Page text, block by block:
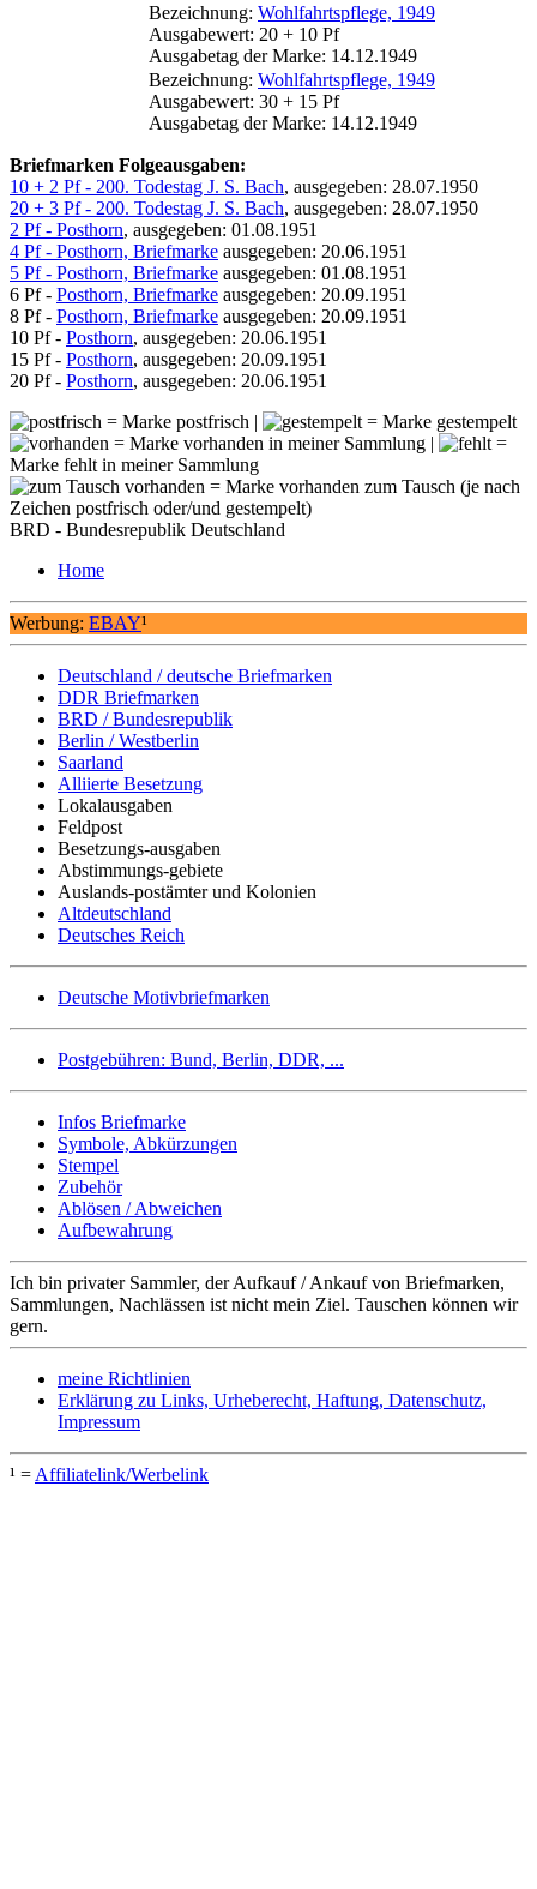
Bezeichnung: Wohlfahrtspflege, 1949
Ausgabewert: 20 + 10 Pf
Ausgabetag der Marke: 14.12.1949
Bezeichnung: Wohlfahrtspflege, 1949
Ausgabewert: 30 + 15 Pf
Ausgabetag der Marke: 14.12.1949
Briefmarken Folgeausgaben:
10 + 2 Pf - 200. Todestag J. S. Bach, ausgegeben: 28.07.1950
20 + 3 Pf - 200. Todestag J. S. Bach, ausgegeben: 28.07.1950
2 Pf - Posthorn, ausgegeben: 01.08.1951
4 Pf - Posthorn, Briefmarke ausgegeben: 20.06.1951
5 Pf - Posthorn, Briefmarke ausgegeben: 01.08.1951
6 Pf - Posthorn, Briefmarke ausgegeben: 20.09.1951
8 Pf - Posthorn, Briefmarke ausgegeben: 20.09.1951
10 Pf - Posthorn, ausgegeben: 20.06.1951
15 Pf - Posthorn, ausgegeben: 20.09.1951
20 Pf - Posthorn, ausgegeben: 20.06.1951
= Marke postfrisch |
= Marke gestempelt
= Marke vorhanden in meiner Sammlung |
=
Marke fehlt in meiner Sammlung
= Marke vorhanden zum Tausch (je nach
Zeichen postfrisch oder/und gestempelt)
BRD - Bundesrepublik Deutschland
Home
Werbung: EBAY¹
Deutschland / deutsche Briefmarken
DDR Briefmarken
BRD / Bundesrepublik
Berlin / Westberlin
Saarland
Alliierte Besetzung
Lokalausgaben
Feldpost
Besetzungs-ausgaben
Abstimmungs-gebiete
Auslands-postämter und Kolonien
Altdeutschland
Deutsches Reich
Deutsche Motivbriefmarken
Postgebühren: Bund, Berlin, DDR, ...
Infos Briefmarke
Symbole, Abkürzungen
Stempel
Zubehör
Ablösen / Abweichen
Aufbewahrung
Ich bin privater Sammler, der Aufkauf / Ankauf von Briefmarken,
Sammlungen, Nachlässen ist nicht mein Ziel. Tauschen können wir
gern.
meine Richtlinien
Erklärung zu Links, Urheberecht, Haftung, Datenschutz,
Impressum
¹ = Affiliatelink/Werbelink